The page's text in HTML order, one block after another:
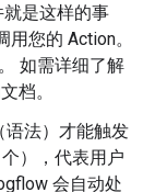
就是这样的事
您的 Action。
。 如需详细了解
档。
语法）才能触发
），代表用户
会自动处